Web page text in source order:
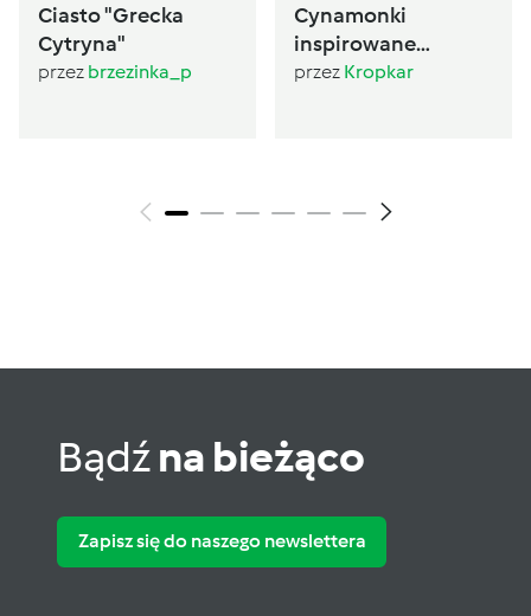
Ciasto "Grecka
Cytryna"
przez brzezinka_p
Cynamonki
inspirowane
Sugarlady
przez Kropkar
Bądźna bieżąco
Zapisz się do naszego newslettera